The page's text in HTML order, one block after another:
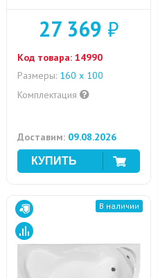
27 369 ₽
Код товара: 14990
Размеры: 160 x 100
Комплектация
Доставим: 09.08.2026
В наличии